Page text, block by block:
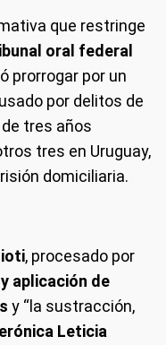
que restringe
oral federal
prorrogar por un
por delitos de
tres años
tres en Uruguay,
domiciliaria.
, procesado por
aplicación de
y “la sustracción,
Leticia